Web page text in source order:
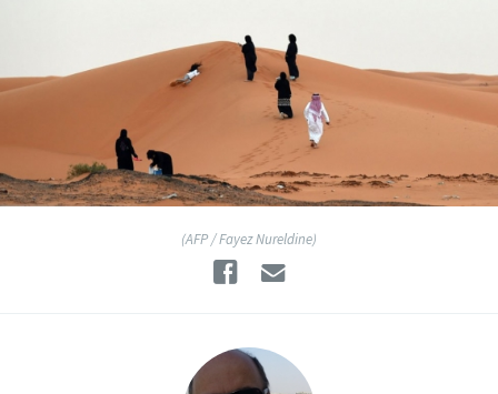
(AFP / Fayez Nureldine)
Facebook